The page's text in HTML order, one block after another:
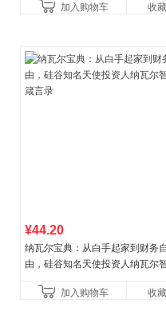
加入购物车 收藏
¥44.20
纳瓦尔宝典：从白手起家到财务自
由，硅谷知名天使投资人纳瓦尔
加入购物车
收藏